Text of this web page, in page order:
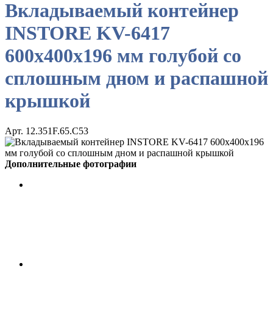
Вкладываемый контейнер
INSTORE KV-6417
600х400х196 мм голубой со
сплошным дном и распашной
крышкой
Арт. 12.351F.65.С53
Дополнительные фотографии